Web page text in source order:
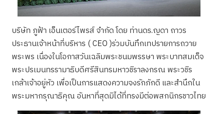
บริษัท ภูฟ้า เอ็นเตอร์ไพรส์ จำกัด โดย ท่านดร.ญดา ถาวร
ประธานเจ้าหน้าที่บริหาร ( CEO )ร่วมบันทึกเทปรายการถวาย
พระพร เนื่องในโอกาสวันเฉลิมพระชนมพรรษา พระบาทสมเด็จ
พระปรเมนทรรามาธิบดีศรีสินทรมหาวชิราลงกรณ พระวชิร
เกล้าเจ้าอยู่หัว เพื่อเป็นการแสดงความจงรักภักดี และสำนึกใน
พระมหากรุณาธิคุณ อันหาที่สุดมิได้ที่ทรงมีต่อพสกนิกรชาวไทย